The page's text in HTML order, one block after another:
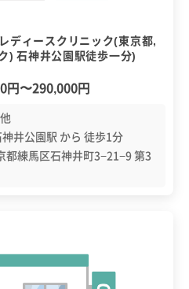
ディースクリニック(東京都,
) 石神井公園駅徒歩一分)
円〜290,000円
井公園駅 から 徒歩1分
都練馬区石神井町3−21−9 第3